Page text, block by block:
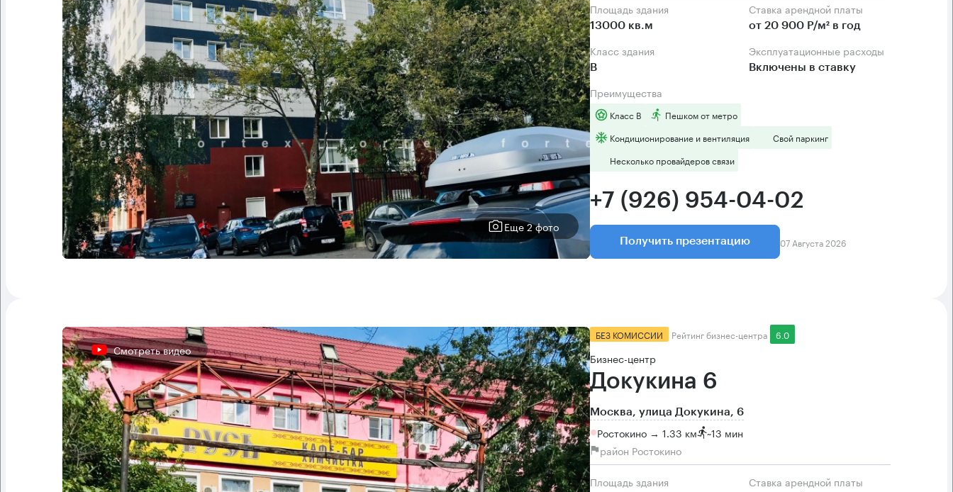
Еще 2 фото
Площадь здания
13000 кв.м
Ставка арендной платы
от 20 900 Р/м² в год
Класс здания
B
Эксплуатационные расходы
Включены в ставку
Преимущества
Класс B
Пешком от метро
Кондиционирование и вентиляция
Свой паркинг
Несколько провайдеров связи
+7 (926) 954-04-02
Получить презентацию 07 Августа 2026
Смотреть видео
БЕЗ КОМИССИИ Рейтинг бизнес-центра 6.0
Бизнес-центр
Докукина 6
Москва, улица Докукина, 6
Ростокино → 1.33 км ~13 мин
район Ростокино
Площадь здания Ставка арендной платы